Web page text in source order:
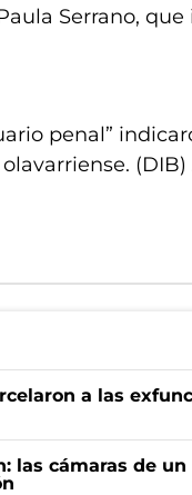
Serrano,
penal”
(DIB)
a las
las cámaras de